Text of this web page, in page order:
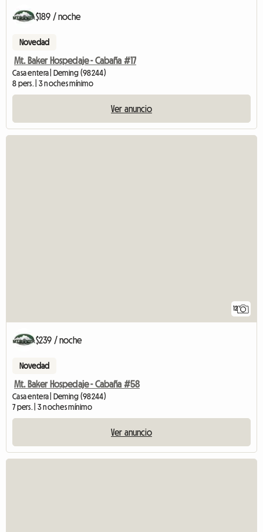
$189 / noche
Novedad
Mt. Baker Hospedaje - Cabaña #17
Casa entera | Deming (98244)
8 pers. | 3 noches mínimo
Ver anuncio
12
$239 / noche
Novedad
Mt. Baker Hospedaje - Cabaña #58
Casa entera | Deming (98244)
7 pers. | 3 noches mínimo
Ver anuncio